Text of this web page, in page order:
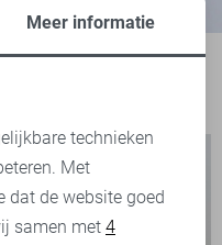
Meer informatie
technieken
Met
dat de website goed
samen met 4